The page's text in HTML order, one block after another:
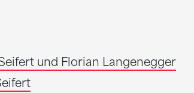
und Florian Langenegger